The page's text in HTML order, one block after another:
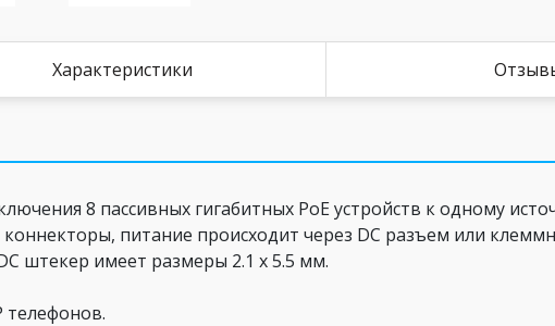
Характеристики
8 пассивных гигабитных PoE устройств к одному
питание происходит через DC разъем или
штекер имеет размеры 2.1 x 5.5 мм.
телефонов.